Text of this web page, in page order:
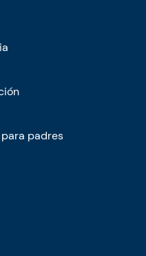
padres